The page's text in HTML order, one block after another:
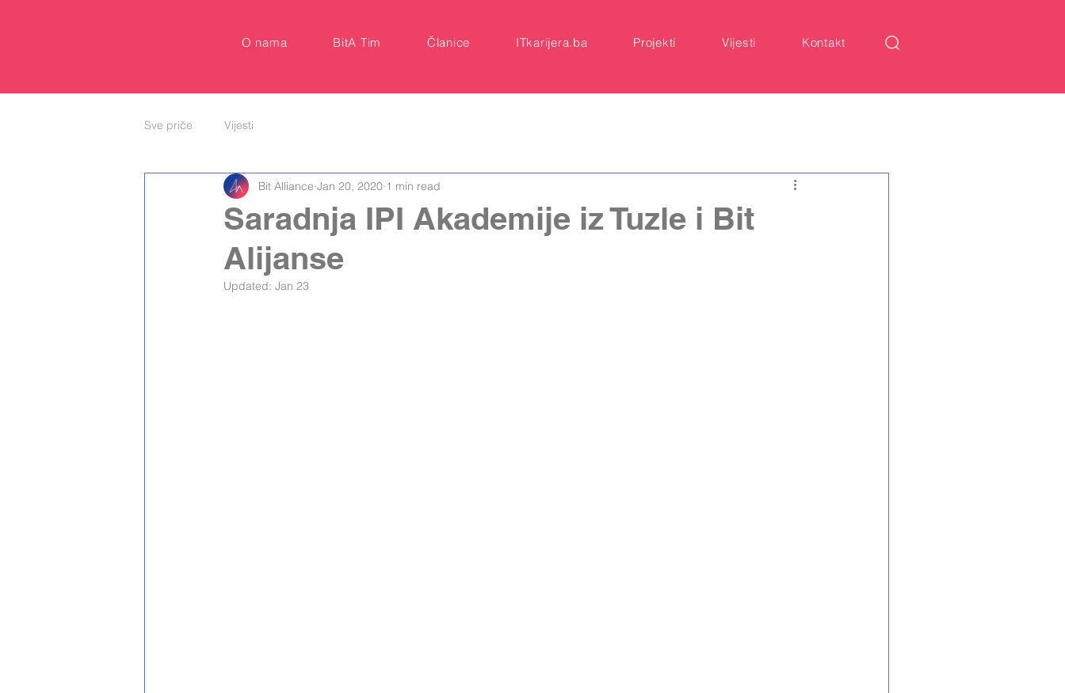
O nama BitA Tim Članice ITkarijera.ba Projekti Vijesti Kontakt
Sve priče Vijesti
Saradnja IPI Akademije iz Tuzle i Bit
Alijanse
Bit Alliance Jan 20, 2020 1 min read
Updated: Jan 23